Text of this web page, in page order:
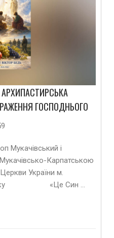
ГОСПОДНЬОГО
і
Карпатською
України м.
року «Це Син …